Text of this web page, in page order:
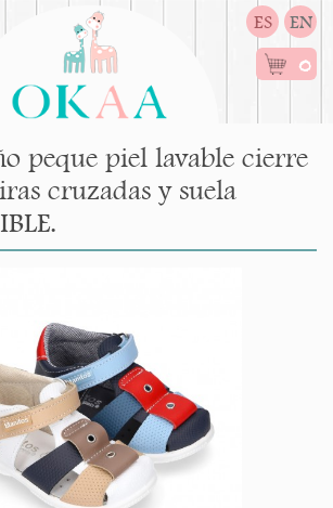
ES EN
0
peque piel lavable cierre
cruzadas y suela